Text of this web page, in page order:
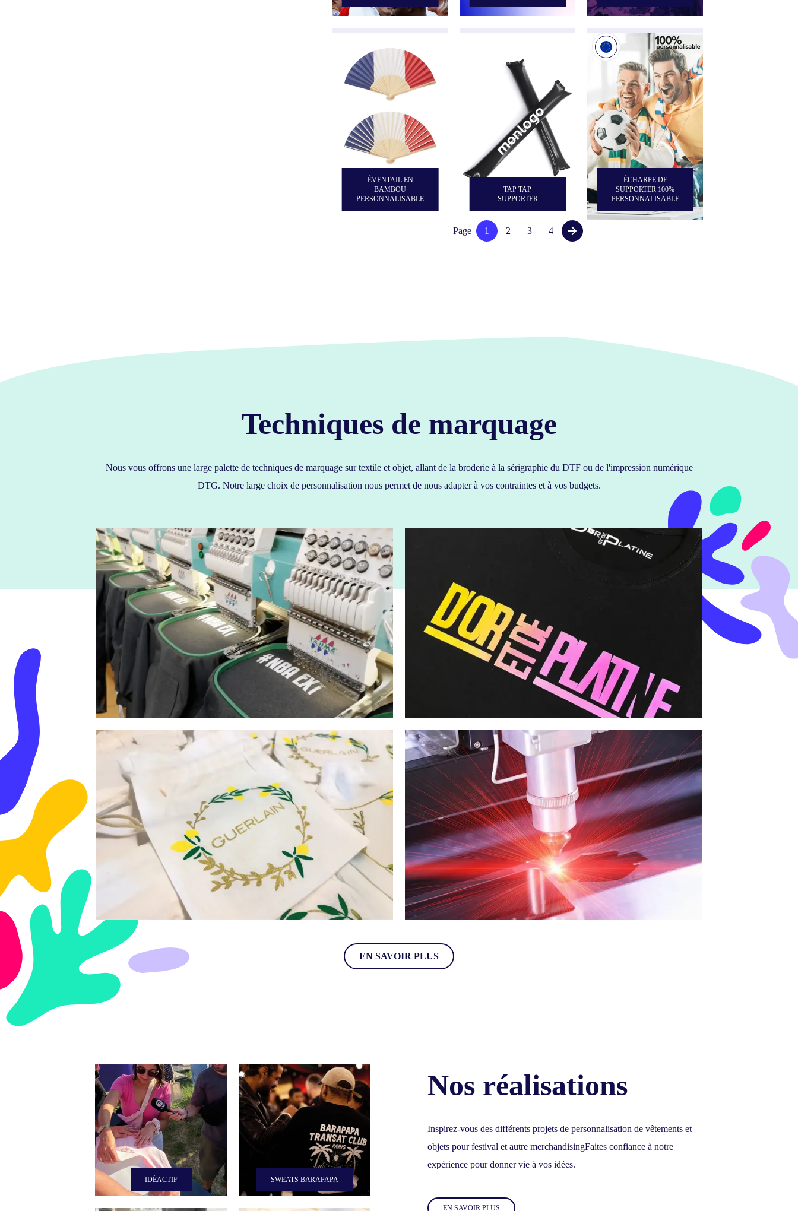
ÉVENTAIL EN
BAMBOU
PERSONNALISABLE
TAP TAP
SUPPORTER
ÉCHARPE DE
SUPPORTER 100%
PERSONNALISABLE
Page 1 2 3 4
Techniques de marquage
Nous vous offrons une large palette de techniques de marquage sur textile et objet, allant de la broderie à la sérigraphie du DTF ou de l'impression numérique
DTG. Notre large choix de personnalisation nous permet de nous adapter à vos contraintes et à vos budgets.
BRODERIE IMPRESSION NUMÉRIQUE
FLOCAGE & FLEX GRAVURE
EN SAVOIR PLUS
IDÉACTIF SWEATS BARAPAPA
Nos réalisations
Inspirez-vous des différents projets de personnalisation de vêtements et
objets pour festival et autre merchandisingFaites confiance à notre
expérience pour donner vie à vos idées.
EN SAVOIR PLUS